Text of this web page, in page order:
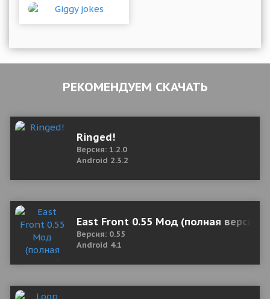
РЕКОМЕНДУЕМ СКАЧАТЬ
Ringed!
Версия: 1.2.0
Android 2.3.2
East Front 0.55 Мод (полная версия)
Версия: 0.55
Android 4.1